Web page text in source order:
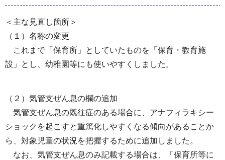
＜主な見直し箇所＞
（１）名称の変更
これまで「保育所」としていたものを「保育・教育施
設」とし、幼稚園等にも使いやすくしました。
（２）気管支ぜん息の欄の追加
気管支ぜん息の既往症のある場合に、アナフィラキシー
ショックを起こすと重篤化しやすくなる傾向があることか
ら、対象児童の状況を把握するために追加しました。
なお、気管支ぜん息のみ記載する場合は、「保育所等に